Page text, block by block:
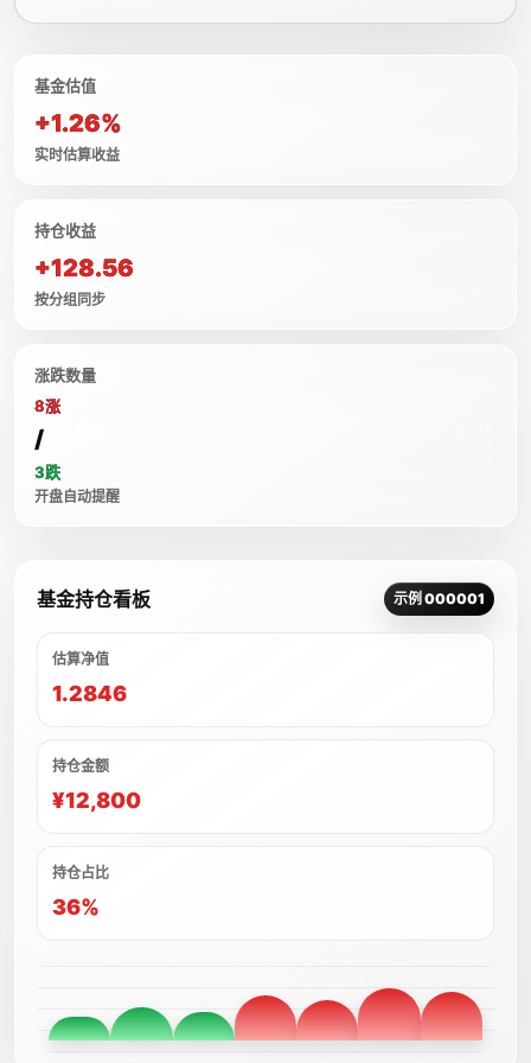
基金估值
+1.26%
实时估算收益
持仓收益
+128.56
按分组同步
涨跌数量
8涨
/
3跌
开盘自动提醒
基金持仓看板 示例 000001
估算净值
1.2846
持仓金额
¥12,800
持仓占比
36%